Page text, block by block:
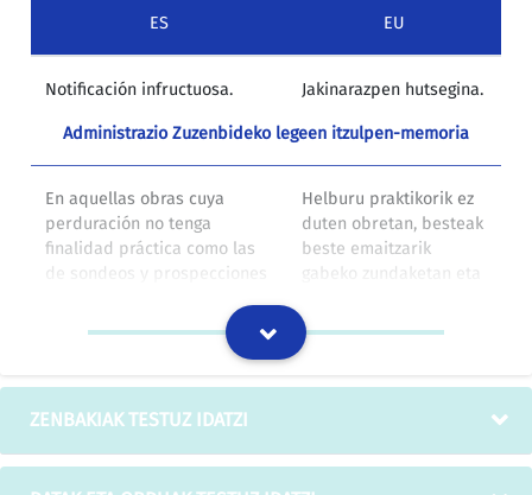
ES EU
Notificación infructuosa. Jakinarazpen hutsegina.
Administrazio Zuzenbideko legeen itzulpen-memoria
En aquellas obras cuya
perduración no tenga
finalidad práctica como las
de sondeos y prospecciones
infructuosas o que por su
naturaleza exijan trabajos
de dragados no se exigirá
Helburu praktikorik ez
duten obretan, besteak
beste emaitzarik
gabeko zundaketan eta
obren izaera delaeta
kontserbazio hutsa
eskatuko.
ZENBAKIAK TESTUZ IDATZI